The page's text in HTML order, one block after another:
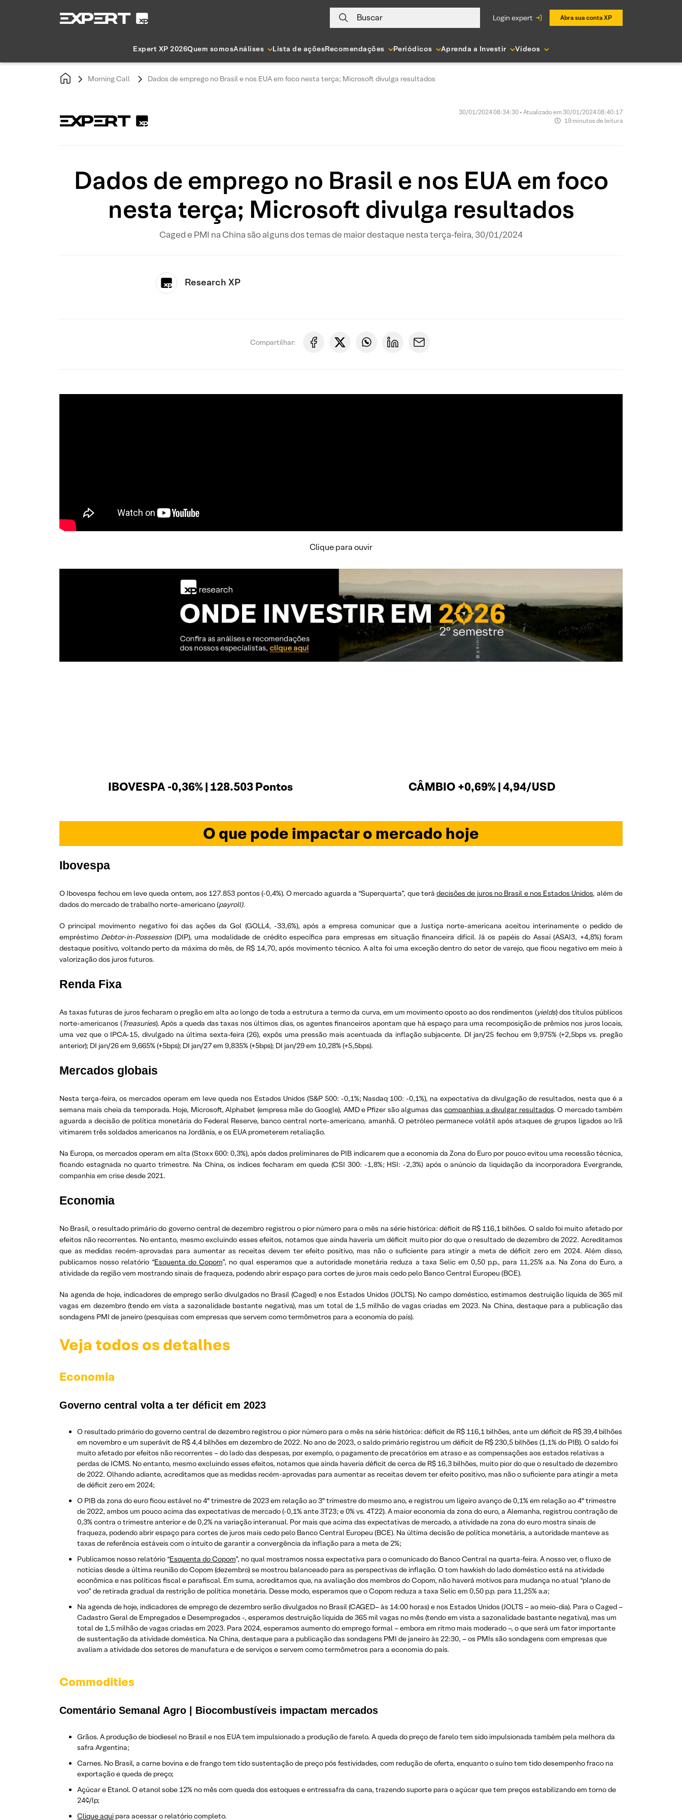
Buscar login expert Abra sua conta XP
Expert XP 2026Quem somosAnálises Lista de açõesRecomendações Periódicos Aprenda a Investir Vídeos
Morning Call Dados de emprego no Brasil e nos EUA em foco nesta terça; Microsoft divulga resultados
30/01/2024 08:34:30 • Atualizado em 30/01/2024 08:40:17
19 minutos de leitura
Dados de emprego no Brasil e nos EUA em foco
nesta terça; Microsoft divulga resultados
Caged e PMI na China são alguns dos temas de maior destaque nesta terça-feira, 30/01/2024
Research XP
Compartilhar:
Clique para ouvir
IBOVESPA -0,36% | 128.503 Pontos CÂMBIO +0,69% | 4,94/USD
O que pode impactar o mercado hoje
Ibovespa
O Ibovespa fechou em leve queda ontem, aos 127.853 pontos (-0,4%). O mercado aguarda a “Superquarta”, que terádecisões de juros no Brasil e nos Estados Unidos, além de
dados do mercado de trabalho norte-americano (payroll).
O principal movimento negativo foi das ações da Gol (GOLL4, -33,6%), após a empresa comunicar que a Justiça norte-americana aceitou interinamente o pedido de
empréstimo Debtor-in-Possession(DIP), uma modalidade de crédito específica para empresas em situação financeira difícil. Já os papéis do Assaí (ASAI3, +4,8%) foram
destaque positivo, voltando perto da máxima do mês, de R$ 14,70, após movimento técnico. A alta foi uma exceção dentro do setor de varejo, que ficou negativo em meio à
valorização dos juros futuros.
Renda Fixa
As taxas futuras de juros fecharam o pregão em alta ao longo de toda a estrutura a termo da curva, em um movimento oposto ao dos rendimentos (yields) dos títulos públicos
norte-americanos (Treasuries). Após a queda das taxas nos últimos dias, os agentes financeiros apontam que há espaço para uma recomposição de prêmios nos juros locais,
uma vez que o IPCA-15, divulgado na última sexta-feira (26), expôs uma pressão mais acentuada da inflação subjacente. DI jan/25 fechou em 9,975% (+2,5bps vs. pregão
anterior); DI jan/26 em 9,665% (+5bps); DI jan/27 em 9,835% (+5bps); DI jan/29 em 10,28% (+5,5bps).
Mercados globais
Nesta terça-feira, os mercados operam em leve queda nos Estados Unidos (S&P 500: -0,1%; Nasdaq 100: -0,1%), na expectativa da divulgação de resultados, nesta que é a
semana mais cheia da temporada. Hoje, Microsoft, Alphabet (empresa mãe do Google), AMD e Pfizer são algumas dascompanhias a divulgar resultados. O mercado também
aguarda a decisão de política monetária do Federal Reserve, banco central norte-americano, amanhã. O petróleo permanece volátil após ataques de grupos ligados ao Irã
vitimarem três soldados americanos na Jordânia, e os EUA prometerem retaliação.
Na Europa, os mercados operam em alta (Stoxx 600: 0,3%), após dados preliminares de PIB indicarem que a economia da Zona do Euro por pouco evitou uma recessão técnica,
ficando estagnada no quarto trimestre. Na China, os índices fecharam em queda (CSI 300: -1,8%; HSI: -2,3%) após o anúncio da liquidação da incorporadora Evergrande,
companhia em crise desde 2021.
Economia
No Brasil, o resultado primário do governo central de dezembro registrou o pior número para o mês na série histórica: déficit de R$ 116,1 bilhões. O saldo foi muito afetado por
efeitos não recorrentes. No entanto, mesmo excluindo esses efeitos, notamos que ainda haveria um déficit muito pior do que o resultado de dezembro de 2022. Acreditamos
que as medidas recém-aprovadas para aumentar as receitas devem ter efeito positivo, mas não o suficiente para atingir a meta de déficit zero em 2024. Além disso,
publicamos nosso relatório “Esquenta do Copom”, no qual esperamos que a autoridade monetária reduza a taxa Selic em 0,50 p.p., para 11,25% a.a. Na Zona do Euro, a
atividade da região vem mostrando sinais de fraqueza, podendo abrir espaço para cortes de juros mais cedo pelo Banco Central Europeu (BCE).
Na agenda de hoje, indicadores de emprego serão divulgados no Brasil (Caged) e nos Estados Unidos (JOLTS). No campo doméstico, estimamos destruição líquida de 365 mil
vagas em dezembro (tendo em vista a sazonalidade bastante negativa), mas um total de 1,5 milhão de vagas criadas em 2023. Na China, destaque para a publicação das
sondagens PMI de janeiro (pesquisas com empresas que servem como termômetros para a economia do país).
Veja todos os detalhes
Economia
Governo central volta a ter déficit em 2023
O resultado primário do governo central de dezembro registrou o pior número para o mês na série histórica: déficit de R$ 116,1 bilhões, ante um déficit de R$ 39,4 bilhões
em novembro e um superávit de R$ 4,4 bilhões em dezembro de 2022. No ano de 2023, o saldo primário registrou um déficit de R$ 230,5 bilhões (1,1% do PIB). O saldo foi
muito afetado por efeitos não recorrentes – do lado das despesas, por exemplo, o pagamento de precatórios em atraso e as compensações aos estados relativas a
perdas de ICMS. No entanto, mesmo excluindo esses efeitos, notamos que ainda haveria déficit de cerca de R$ 16,3 bilhões, muito pior do que o resultado de dezembro
de 2022. Olhando adiante, acreditamos que as medidas recém-aprovadas para aumentar as receitas devem ter efeito positivo, mas não o suficiente para atingir a meta
de déficit zero em 2024;
O PIB da zona do euro ficou estável no 4º trimestre de 2023 em relação ao 3º trimestre do mesmo ano, e registrou um ligeiro avanço de 0,1% em relação ao 4º trimestre
de 2022, ambos um pouco acima das expectativas de mercado (-0,1% ante 3T23; e 0% vs. 4T22). A maior economia da zona do euro, a Alemanha, registrou contração de
0,3% contra o trimestre anterior e de 0,2% na variação interanual. Por mais que acima das expectativas de mercado, a atividade na zona do euro mostra sinais de
fraqueza, podendo abrir espaço para cortes de juros mais cedo pelo Banco Central Europeu (BCE). Na última decisão de política monetária, a autoridade manteve as
taxas de referência estáveis com o intuito de garantir a convergência da inflação para a meta de 2%;
Publicamos nosso relatório “Esquenta do Copom”, no qual mostramos nossa expectativa para o comunicado do Banco Central na quarta-feira. A nosso ver, o fluxo de
notícias desde a última reunião do Copom (dezembro) se mostrou balanceado para as perspectivas de inflação. O tom hawkish do lado doméstico está na atividade
econômica e nas políticas fiscal e parafiscal. Em suma, acreditamos que, na avaliação dos membros do Copom, não haverá motivos para mudança no atual “plano de
voo” de retirada gradual da restrição de política monetária. Desse modo, esperamos que o Copom reduza a taxa Selic em 0,50 p.p. para 11,25% a.a;
Na agenda de hoje, indicadores de emprego de dezembro serão divulgados no Brasil (CAGED– às 14:00 horas) e nos Estados Unidos (JOLTS – ao meio-dia). Para o Caged –
Cadastro Geral de Empregados e Desempregados -, esperamos destruição líquida de 365 mil vagas no mês (tendo em vista a sazonalidade bastante negativa), mas um
total de 1,5 milhão de vagas criadas em 2023. Para 2024, esperamos aumento do emprego formal – embora em ritmo mais moderado –, o que será um fator importante
de sustentação da atividade doméstica. Na China, destaque para a publicação das sondagens PMI de janeiro às 22:30, – os PMIs são sondagens com empresas que
avaliam a atividade dos setores de manufatura e de serviços e servem como termômetros para a economia do país.
Commodities
Comentário Semanal Agro | Biocombustíveis impactam mercados
Grãos. A produção de biodiesel no Brasil e nos EUA tem impulsionado a produção de farelo. A queda do preço de farelo tem sido impulsionada também pela melhora da
safra Argentina;
Carnes. No Brasil, a carne bovina e de frango tem tido sustentação de preço pós festividades, com redução de oferta, enquanto o suíno tem tido desempenho fraco na
exportação e queda de preço;
Açúcar e Etanol. O etanol sobe 12% no mês com queda dos estoques e entressafra da cana, trazendo suporte para o açúcar que tem preços estabilizando em torno de
24¢/lp;
Clique aqui para acessar o relatório completo.